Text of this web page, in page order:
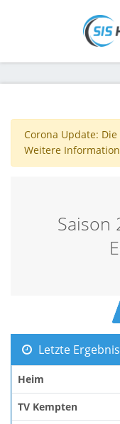
Corona Update:
Weitere
Saison
Letzte
Heim
TV Kempten